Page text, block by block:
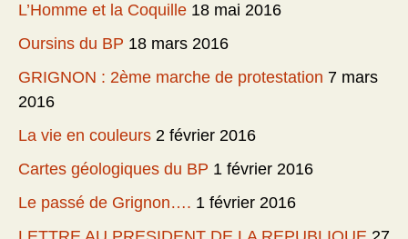
L’Homme et la Coquille 18 mai 2016
Oursins du BP 18 mars 2016
GRIGNON : 2ème marche de protestation 7 mars
2016
La vie en couleurs 2 février 2016
Cartes géologiques du BP 1 février 2016
Le passé de Grignon…. 1 février 2016